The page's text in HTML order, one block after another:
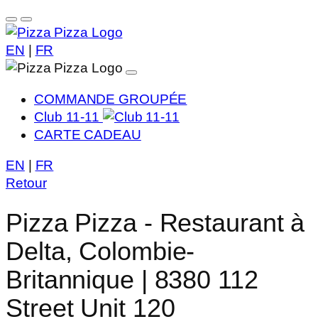
EN FR
COMMANDE GROUPÉE
Club 11-11
CARTE CADEAU
EN
FR
Retour
Pizza Pizza - Restaurant à
Delta, Colombie-
Britannique | 8380 112
Street Unit 120